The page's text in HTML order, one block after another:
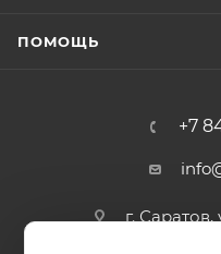
ПОМОЩЬ
+7
г. Саратов,